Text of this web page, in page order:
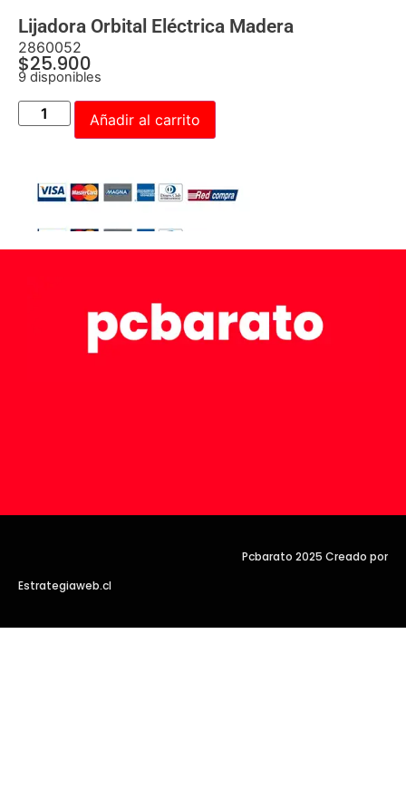
Lijadora Orbital Eléctrica Madera
2860052
$25.900
9 disponibles
Añadir al carrito
Pcbarato 2025 Creado por
Estrategiaweb.cl